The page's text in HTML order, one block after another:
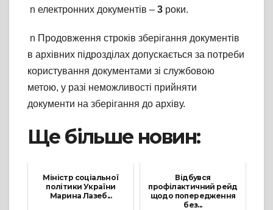
n електронних документів – 3 роки.
n Продовження строків зберігання документів
в архівних підрозділах допускається за потреби
користування документами зі службовою
метою, у разі неможливості прийняти
документи на зберігання до архіву.
Ще більше новин:
Міністр соціальної
політики України
Марина Лазеб...
Відбувся
профілактичний рейд
щодо попередження
без...